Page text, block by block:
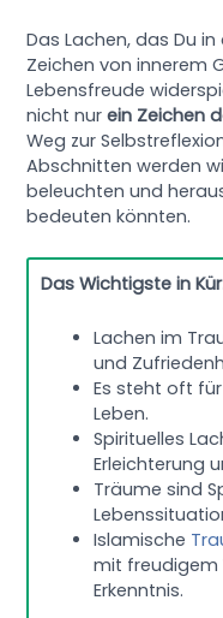
Das Lachen, das Du
Zeichen von innerem
Lebensfreude
nicht nurein Zeichen
Weg zur
Abschnitten werden
beleuchten und
bedeuten könnten.
Das Wichtigste in
Lachen im
und
Es steht oft
Leben.
Spirituelles
Erleichterung
Träume sind
Islamische
mit freudigem
Erkenntnis.